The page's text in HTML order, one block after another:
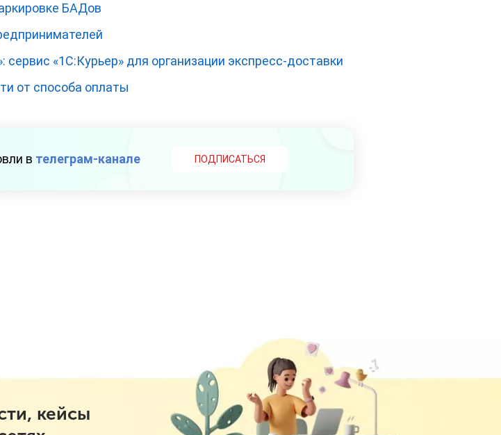
БАДов
«1С:Курьер» для организации экспресс-доставки
от способа оплаты
в телеграм-канале ПОДПИСАТЬСЯ
кейсы